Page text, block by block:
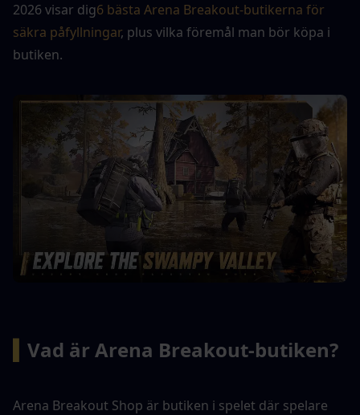
2026 visar dig6 bästa Arena Breakout-butikerna för
säkra påfyllningar, plus vilka föremål man bör köpa i
butiken.
Vad är Arena Breakout-butiken?
Arena Breakout Shop är butiken i spelet där spelare